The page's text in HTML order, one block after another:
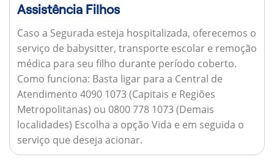
Assistência Filhos
Caso a Segurada esteja hospitalizada, oferecemos o
serviço de babysitter, transporte escolar e remoção
médica para seu filho durante período coberto.
Como funciona: Basta ligar para a Central de
Atendimento 4090 1073 (Capitais e Regiões
Metropolitanas) ou 0800 778 1073 (Demais
localidades) Escolha a opção Vida e em seguida o
serviço que deseja acionar.